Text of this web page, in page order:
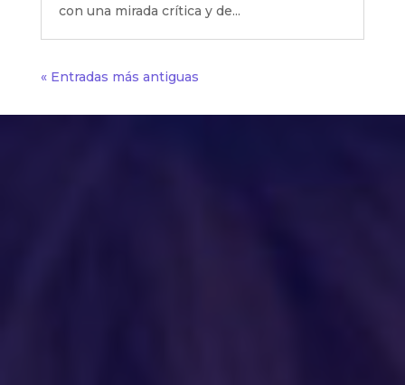
con una mirada crítica y de...
« Entradas más antiguas